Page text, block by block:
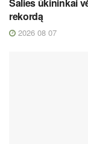
Šalies ūkininkai
rekordą
2026 08 07